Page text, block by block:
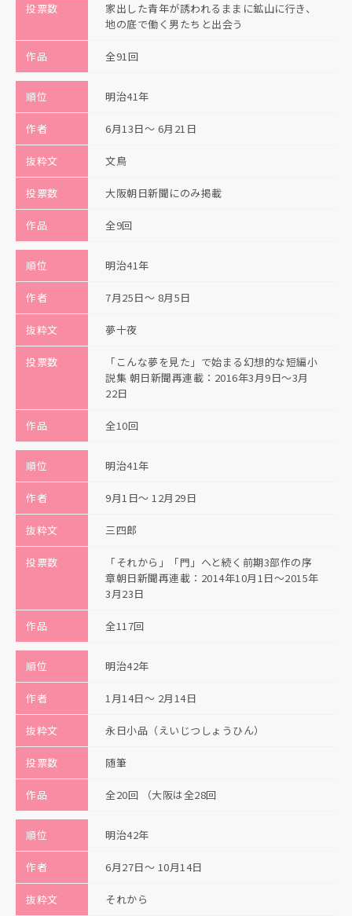
投票数
家出した青年が誘われるままに鉱山に行き、
地の底で働く男たちと出会う
作品 全91回
順位 明治41年
作者 6月13日〜 6月21日
抜粋文 文鳥
投票数 大阪朝日新聞にのみ掲載
作品 全9回
順位 明治41年
作者 7月25日〜 8月5日
抜粋文 夢十夜
投票数
「こんな夢を見た」で始まる幻想的な短編小
説集 朝日新聞再連載：2016年3月9日～3月
22日
作品 全10回
順位 明治41年
作者 9月1日〜 12月29日
抜粋文 三四郎
投票数
「それから」「門」へと続く前期3部作の序
章朝日新聞再連載：2014年10月1日～2015年
3月23日
作品 全117回
順位 明治42年
作者 1月14日〜 2月14日
抜粋文 永日小品（えいじつしょうひん）
投票数 随筆
作品 全20回 （大阪は全28回
順位 明治42年
作者 6月27日〜 10月14日
抜粋文 それから